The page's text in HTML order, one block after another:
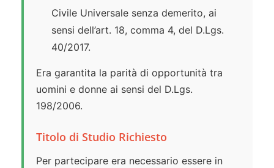
Civile Universale senza demerito, ai
sensi dell’art. 18, comma 4, del D.Lgs.
40/2017.
Era garantita la parità di opportunità tra
uomini e donne ai sensi del D.Lgs.
198/2006.
Titolo di Studio Richiesto
Per partecipare era necessario essere in